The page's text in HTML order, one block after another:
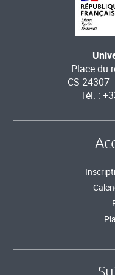
Place du
CS 24307
Tél. :